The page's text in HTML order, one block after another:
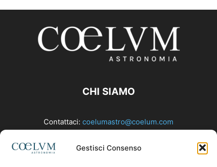
Gestisci Consenso
CHI SIAMO
Contattaci: coelumastro@coelum.com
SEGUICI